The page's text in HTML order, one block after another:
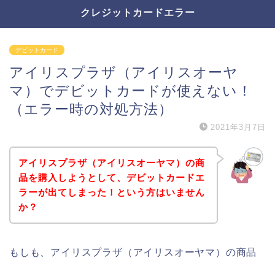
クレジットカードエラー
デビットカード
アイリスプラザ（アイリスオーヤ
マ）でデビットカードが使えない！
（エラー時の対処方法）
2021年3月7日
アイリスプラザ（アイリスオーヤマ）の商
品を購入しようとして、デビットカードエ
ラーが出てしまった！という方はいません
か？
もしも、アイリスプラザ（アイリスオーヤマ）の商品